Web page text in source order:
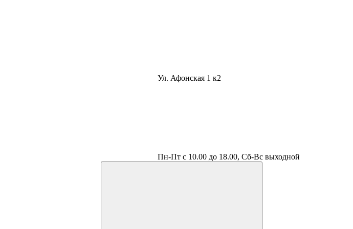
Ул. Афонская 1 к2
Пн-Пт с 10.00 до 18.00, Сб-Вс выходной